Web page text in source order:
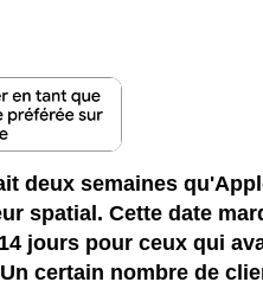
deux semaines
spatial. Cette date
jours pour ceux qui
certain nombre de